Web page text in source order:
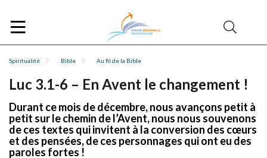
Spiritualité Bible Au fil de la Bible
Luc 3.1-6 – En Avent le changement !
Durant ce mois de décembre, nous avançons petit à
petit sur le chemin de l’Avent, nous nous souvenons
de ces textes qui invitent à la conversion des cœurs
et des pensées, de ces personnages qui ont eu des
paroles fortes !